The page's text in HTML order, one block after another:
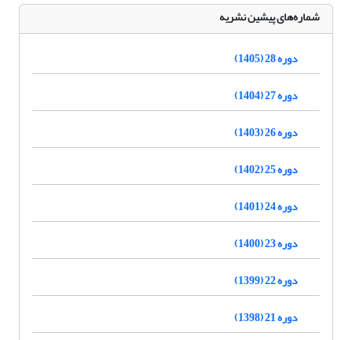
شماره‌های پیشین نشریه
دوره 28 (1405)
دوره 27 (1404)
دوره 26 (1403)
دوره 25 (1402)
دوره 24 (1401)
دوره 23 (1400)
دوره 22 (1399)
دوره 21 (1398)